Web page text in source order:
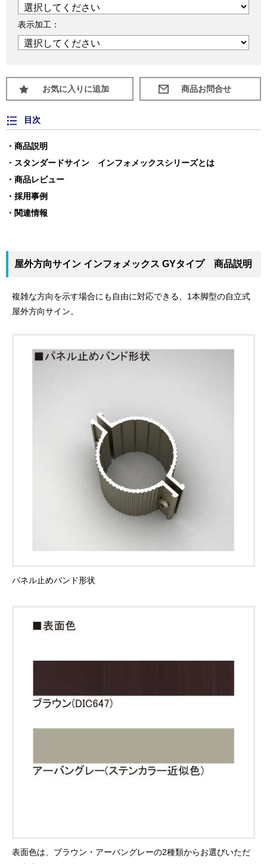
表示加工：
お気に入りに追加
目次
商品説明
スタンダードサイン インフォメックスシリーズとは
商品レビュー
採用事例
関連情報
屋外方向サイン インフォメックス GYタイプ 商品説明
複雑な方向を示す場合にも自由に対応できる、1本脚型の自立式
屋外方向サイン。
パネル止めバンド形状
表面色は、ブラウン・アーバングレーの2種類からお選びいただ